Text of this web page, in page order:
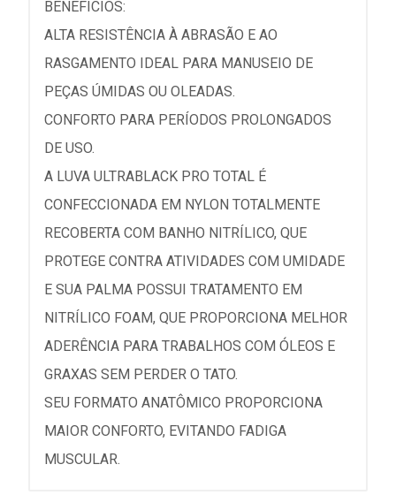
BENEFÍCIOS:
ALTA RESISTÊNCIA À ABRASÃO E AO
RASGAMENTO IDEAL PARA MANUSEIO DE
PEÇAS ÚMIDAS OU OLEADAS.
CONFORTO PARA PERÍODOS PROLONGADOS
DE USO.
A LUVA ULTRABLACK PRO TOTAL É
CONFECCIONADA EM NYLON TOTALMENTE
RECOBERTA COM BANHO NITRÍLICO, QUE
PROTEGE CONTRA ATIVIDADES COM UMIDADE
E SUA PALMA POSSUI TRATAMENTO EM
NITRÍLICO FOAM, QUE PROPORCIONA MELHOR
ADERÊNCIA PARA TRABALHOS COM ÓLEOS E
GRAXAS SEM PERDER O TATO.
SEU FORMATO ANATÔMICO PROPORCIONA
MAIOR CONFORTO, EVITANDO FADIGA
MUSCULAR.